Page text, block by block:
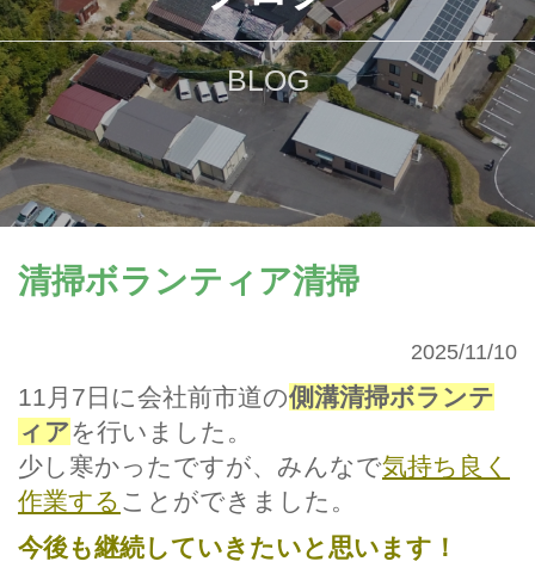
BLOG
清掃ボランティア清掃
2025/11/10
11月7日に会社前市道の側溝清掃ボランテ
ィアを行いました。
少し寒かったですが、みんなで気持ち良く
作業する ことができました。
今後も継続していきたいと思います！